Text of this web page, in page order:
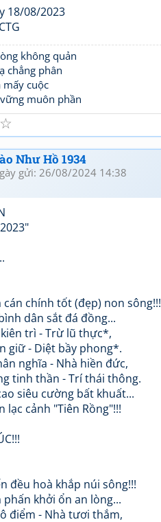
18/08/2023
không quản
chẳng phân
mấy cuộc
muôn phần
☆
Như Hồ 1934
gửi: 26/08/2024 14:38
cán chính tốt (đẹp) non sông!!!
dân sắt đá đồng...
kiên trì - Trừ lũ thực*,
giữ - Diệt bầy phong*.
nghĩa - Nhà hiền đức,
tinh thần - Trí thái thông.
siêu cường bất khuất...
lạc cảnh "Tiên Rồng"!!!
đều hoà khắp núi sông!!!
phấn khởi ổn an lòng...
điểm - Nhà tươi thắm,